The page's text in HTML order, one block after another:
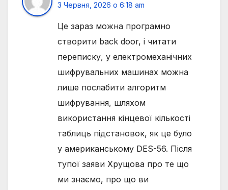
3 Червня, 2026 о 6:18 am
Це зараз можна програмно
створити back door, і читати
переписку, у електромеханічних
шифрувальних машинах можна
лише послабити алгоритм
шифрування, шляхом
використання кінцевої кількості
таблиць підстановок, як це було
у американському DES-56. Після
тупої заяви Хрущова про те що
ми знаємо, про що ви